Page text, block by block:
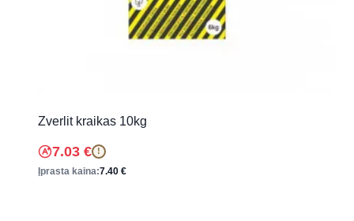
Zverlit kraikas 10kg
7.03 € !
Įprasta kaina:7.40 €